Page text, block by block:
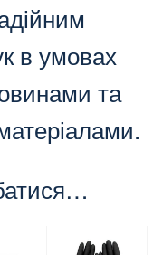
в умовах
та